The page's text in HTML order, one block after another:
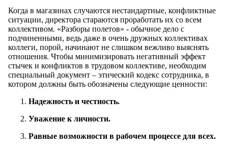
Когда в магазинах случаются нестандартные, конфликтные
ситуации, директора стараются проработать их со всем
коллективом. «Разборы полетов» - обычное дело с
подчиненными, ведь даже в очень дружных коллективах
коллеги, порой, начинают не слишком вежливо выяснять
отношения. Чтобы минимизировать негативный эффект
стычек и конфликтов в трудовом коллективе, необходим
специальный документ – этический кодекс сотрудника, в
котором должны быть обозначены следующие ценности:
Надежность и честность.
Уважение к личности.
Равные возможности в рабочем процессе для всех.